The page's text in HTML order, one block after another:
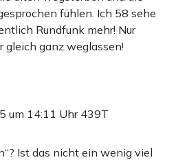
fühlen. Ich 58 sehe
Rundfunk mehr! Nur
gleich ganz weglassen!
um 14:11 Uhr 439T
Ist das nicht ein wenig viel